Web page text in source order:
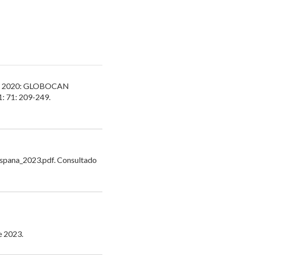
2020: GLOBOCAN
71: 209-249.
Consultado
2023.